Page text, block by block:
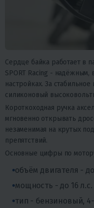
Сердце байка работает в
SPORT Racing -
настройках. За
силиконовый
Короткоходная ручка
мгновенно открывать
незаменимая на крутых
препятствий.
Основные цифры по
объём двигателя -
мощность - до 16 л.с.
тип - бензиновый,